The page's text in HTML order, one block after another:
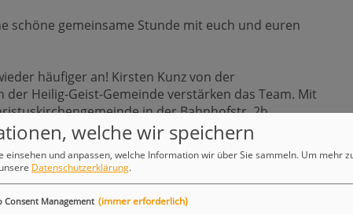
schöne gemeinsame Stunde mit euch und euren
häufiger an! Kirsten Kunz von der
Heilig-Geist-Gemeinde verstärken das Team. Mit
in der Bahnhofstr. 2b.
Uhr in der Familienbildung:
welche wir speichern
einsehen und anpassen, welche Information wir über Sie sammeln. Um mehr
Datenschutzerklärung.
Consent Management (immer erforderlich)